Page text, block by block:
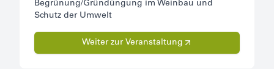
Begrünung/Gründüngung im Weinbau und
Schutz der Umwelt
Weiter zur Veranstaltung